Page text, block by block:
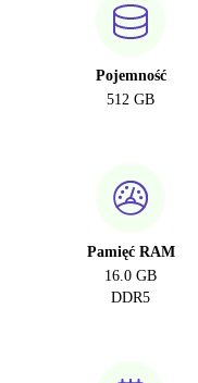
Pojemność
512 GB
Pamięć RAM
16.0 GB
DDR5